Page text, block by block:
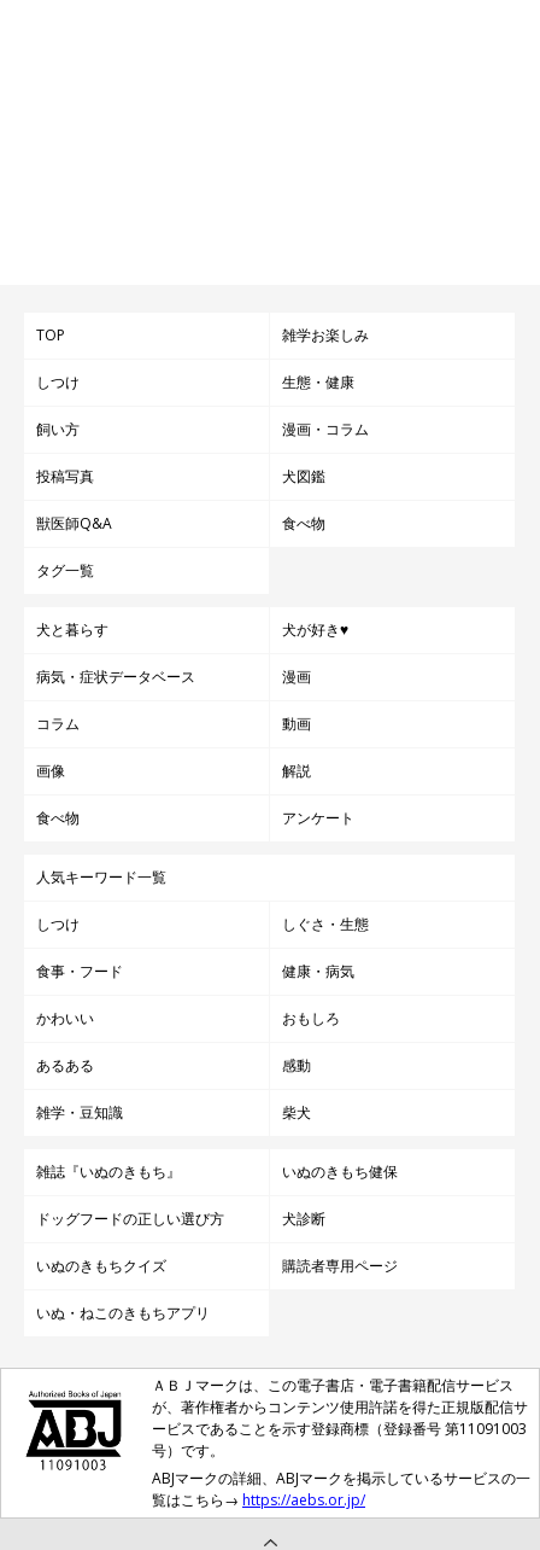
TOP 雑学お楽しみ
しつけ 生態・健康
飼い方 漫画・コラム
投稿写真 犬図鑑
獣医師Q&A 食べ物
タグ一覧
犬と暮らす 犬が好き♥
病気・症状データベース 漫画
コラム 動画
画像 解説
食べ物 アンケート
人気キーワード一覧
しつけ しぐさ・生態
食事・フード 健康・病気
かわいい おもしろ
あるある 感動
雑学・豆知識 柴犬
雑誌『いぬのきもち』 いぬのきもち健保
ドッグフードの正しい選び方 犬診断
いぬのきもちクイズ 購読者専用ページ
いぬ・ねこのきもちアプリ
ＡＢＪマークは、この電子書店・電子書籍配信サービス
が、著作権者からコンテンツ使用許諾を得た正規版配信サ
ービスであることを示す登録商標（登録番号 第11091003
号）です。
ABJマークの詳細、ABJマークを掲示しているサービスの一
覧はこちら→ https://aebs.or.jp/